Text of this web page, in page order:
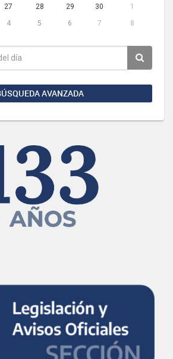
27 28 29 30
1
4 5 6 7 8
AVANZADA